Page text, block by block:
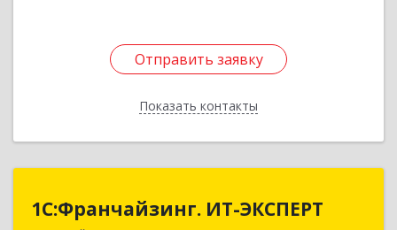
Отправить заявку
Показать контакты
Отправить заявку
Назад
1С:Франчайзинг. ИТ-ЭКСПЕРТ
1С:Франчайзинг. ИТ-ЭКСПЕРТ